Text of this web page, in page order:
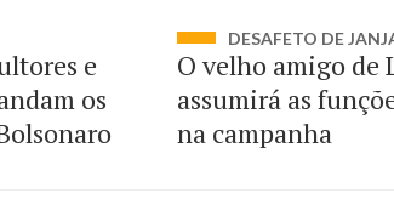
e
os
DESAFETO DE
O velho amigo de
assumirá as
na campanha